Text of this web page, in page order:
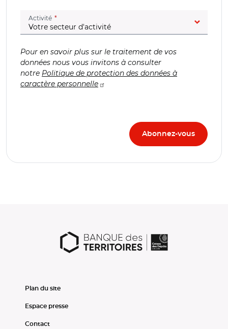
Activité (champ obligatoire)
Pour en savoir plus sur le traitement de vos
données nous vous invitons à consulter
notre Politique de protection des données à
caractère personnelle
Plan du site
Espace presse
Contact